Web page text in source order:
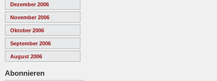
Dezember 2006
November 2006
Oktober 2006
September 2006
August 2006
Abonnieren